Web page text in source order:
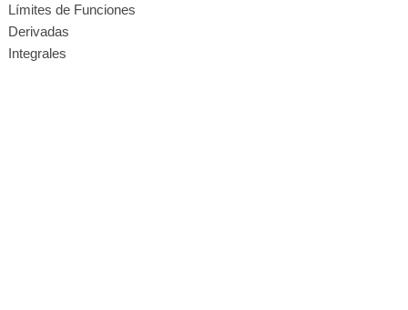
Límites de Funciones
Derivadas
Integrales